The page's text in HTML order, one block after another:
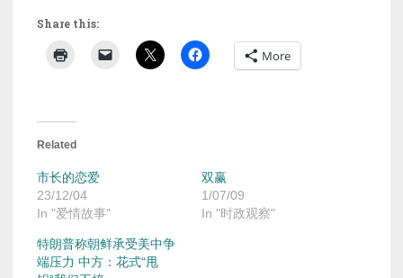
Share this:
More
Related
市长的恋爱
23/12/04
In "爱情故事"
双赢
1/07/09
In "时政观察"
特朗普称朝鲜承受美中争
端压力 中方：花式“甩